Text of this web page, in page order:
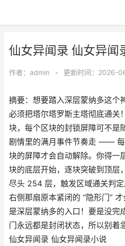
仙女异闻录 仙女异闻
作者： admin • 更新时间：2026-
摘要：想要踏入深层蒙纳多这个
必须把塔尔塔罗斯主塔彻底通关
块，每个区块的封锁屏障可不是
剧情里的满月事件节奏走 —— 每
块的屏障才会自动解除。你得一
块的底层开始，逐块突破到顶层
尽头 254 层，触发区域通关判
右侧那扇原本紧闭的 “隐形门”
是深层蒙纳多的入口！要是没完
门永远都是封闭状态，所以别着
仙女异闻录 仙女异闻录小说